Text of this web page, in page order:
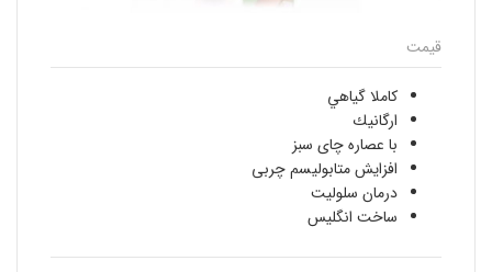
قیمت
كاملا گياهي
ارگانيك
با عصاره چاى سبز
افزايش متابوليسم چربى
درمان سلوليت
ساخت انگليس